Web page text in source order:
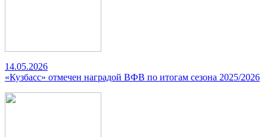
14.05.2026
«Кузбасс» отмечен наградой ВФВ по итогам сезона 2025/2026